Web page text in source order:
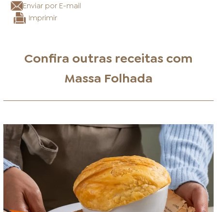
Enviar por E-mail
Imprimir
Confira outras receitas com
Massa Folhada